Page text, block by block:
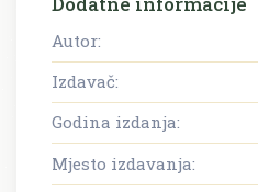
Autor:
Izdavač:
Godina izdanja:
Mjesto izdavanja: